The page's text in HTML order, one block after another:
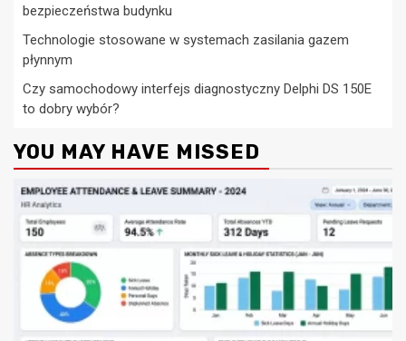
bezpieczeństwa budynku
Technologie stosowane w systemach zasilania gazem
płynnym
Czy samochodowy interfejs diagnostyczny Delphi DS 150E
to dobry wybór?
YOU MAY HAVE MISSED